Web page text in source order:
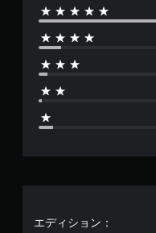
エディション：